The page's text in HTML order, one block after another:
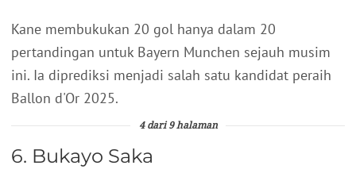
Kane membukukan 20 gol hanya dalam 20
pertandingan untuk Bayern Munchen sejauh musim
ini. Ia diprediksi menjadi salah satu kandidat peraih
Ballon d'Or 2025.
4 dari 9 halaman
6. Bukayo Saka